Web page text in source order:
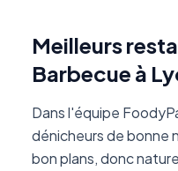
Meilleurs
Barbecue à
Dans l'équipe
dénicheurs de bonne
bon plans, donc